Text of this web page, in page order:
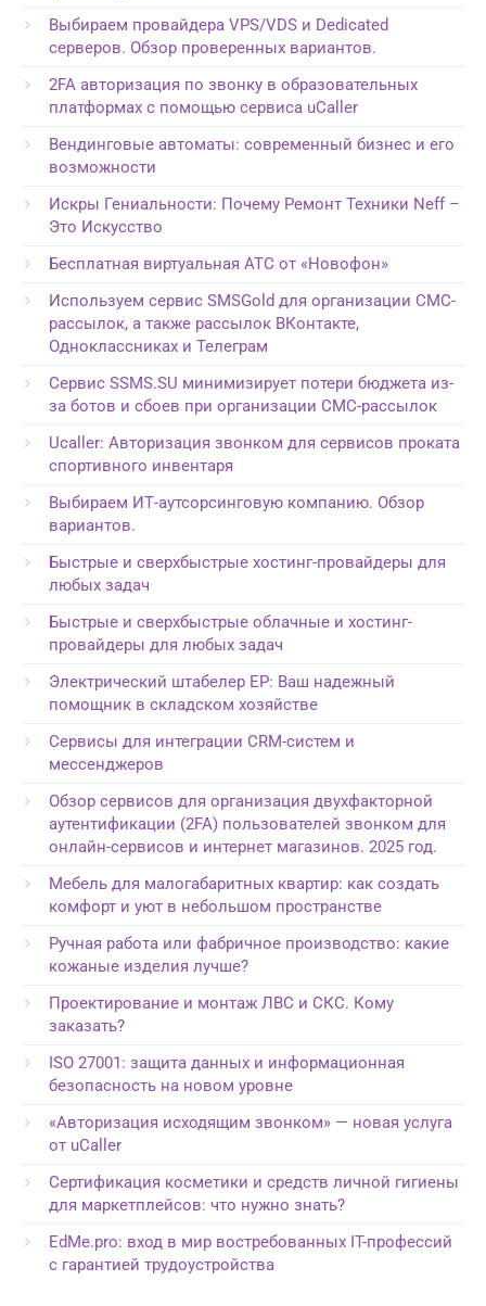
Выбираем провайдера VPS/VDS и Dedicated
серверов. Обзор проверенных вариантов.
2FA авторизация по звонку в образовательных
платформах с помощью сервиса uCaller
Вендинговые автоматы: современный бизнес и его
возможности
Искры Гениальности: Почему Ремонт Техники Neff –
Это Искусство
Бесплатная виртуальная АТС от «Новофон»
Используем сервис SMSGold для организации СМС-
рассылок, а также рассылок ВКонтакте,
Одноклассниках и Телеграм
Сервис SSMS.SU минимизирует потери бюджета из-
за ботов и сбоев при организации СМС-рассылок
Ucaller: Авторизация звонком для сервисов проката
спортивного инвентаря
Выбираем ИТ-аутсорсинговую компанию. Обзор
вариантов.
Быстрые и сверхбыстрые хостинг-провайдеры для
любых задач
Быстрые и сверхбыстрые облачные и хостинг-
провайдеры для любых задач
Электрический штабелер EP: Ваш надежный
помощник в складском хозяйстве
Сервисы для интеграции CRM-систем и
мессенджеров
Обзор сервисов для организация двухфакторной
аутентификации (2FA) пользователей звонком для
онлайн-сервисов и интернет магазинов. 2025 год.
Мебель для малогабаритных квартир: как создать
комфорт и уют в небольшом пространстве
Ручная работа или фабричное производство: какие
кожаные изделия лучше?
Проектирование и монтаж ЛВС и СКС. Кому
заказать?
ISO 27001: защита данных и информационная
безопасность на новом уровне
«Авторизация исходящим звонком» — новая услуга
от uCaller
Сертификация косметики и средств личной гигиены
для маркетплейсов: что нужно знать?
EdMe.pro: вход в мир востребованных IT-профессий
с гарантией трудоустройства